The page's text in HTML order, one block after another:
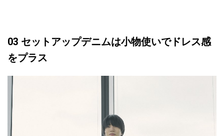
03 セットアップデニムは小物使いでドレス感
をプラス